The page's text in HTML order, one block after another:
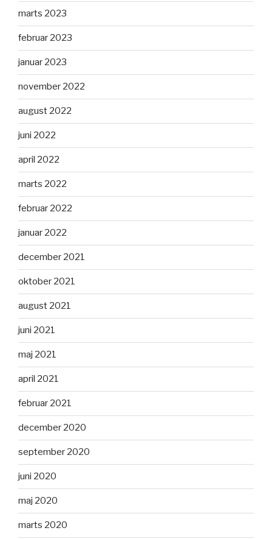
marts 2023
februar 2023
januar 2023
november 2022
august 2022
juni 2022
april 2022
marts 2022
februar 2022
januar 2022
december 2021
oktober 2021
august 2021
juni 2021
maj 2021
april 2021
februar 2021
december 2020
september 2020
juni 2020
maj 2020
marts 2020